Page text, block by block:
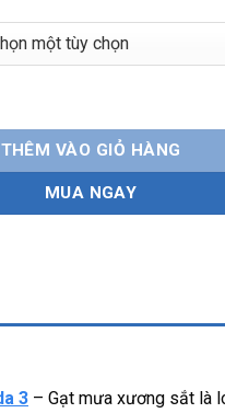
3 xương sắt, bền bỉ, dễ lắp
THÊM VÀO GIỎ HÀNG
MUA NGAY
3 – Gạt mưa xương sắt là